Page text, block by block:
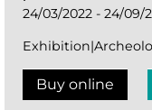
24/03/2022 - 24/09/
Buy online